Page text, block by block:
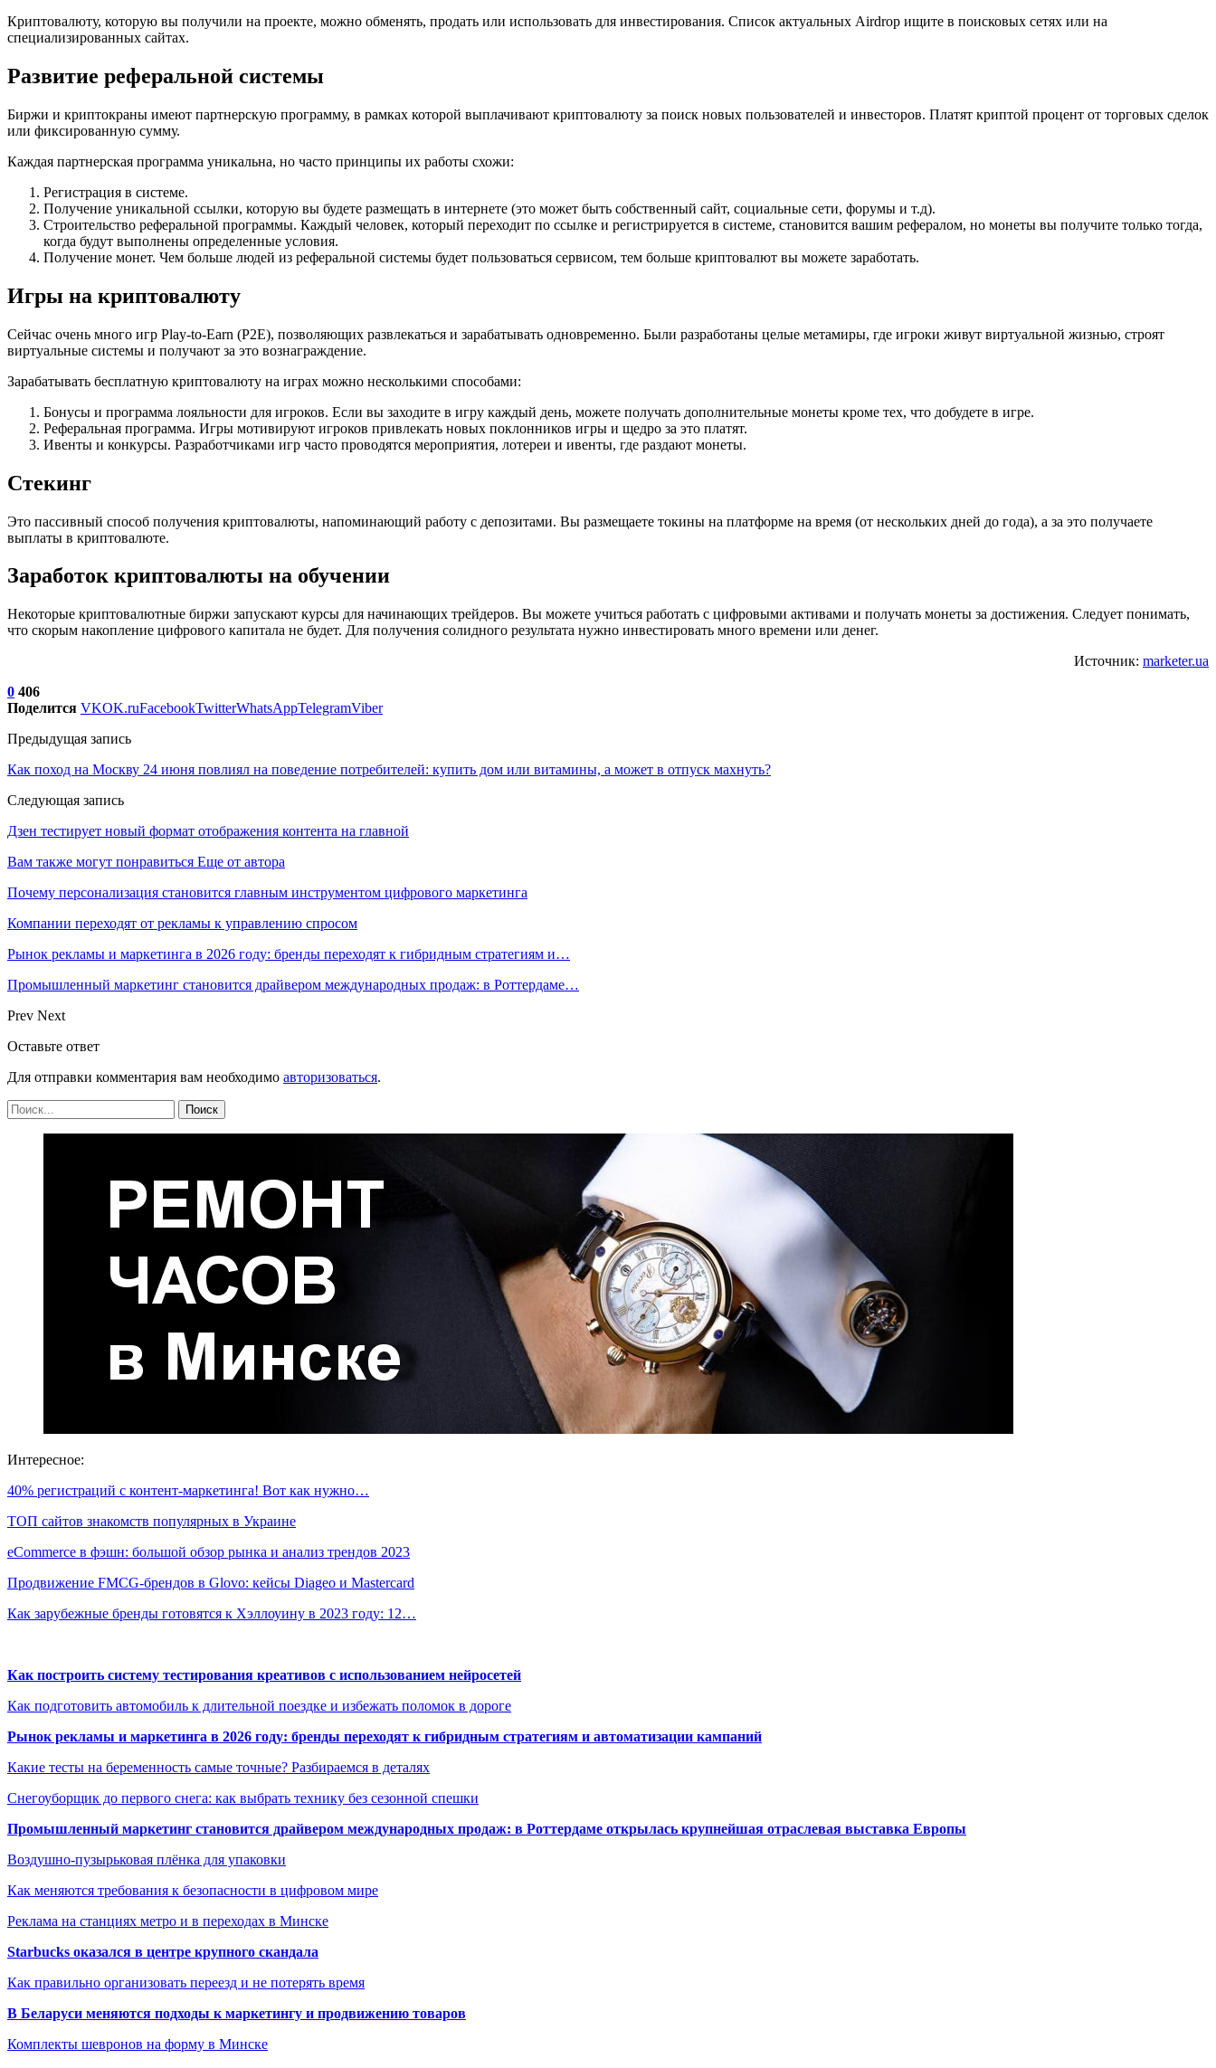
Криптовалюту, которую вы получили на проекте, можно обменять, продать или использовать для инвестирования. Список актуальных Airdrop ищите в поисковых сетях или на
специализированных сайтах.
Развитие реферальной системы
Биржи и криптокраны имеют партнерскую программу, в рамках которой выплачивают криптовалюту за поиск новых пользователей и инвесторов. Платят криптой процент от торговых сделок
или фиксированную сумму.
Каждая партнерская программа уникальна, но часто принципы их работы схожи:
Регистрация в системе.
Получение уникальной ссылки, которую вы будете размещать в интернете (это может быть собственный сайт, социальные сети, форумы и т.д).
Строительство реферальной программы. Каждый человек, который переходит по ссылке и регистрируется в системе, становится вашим рефералом, но монеты вы получите только тогда,
когда будут выполнены определенные условия.
Получение монет. Чем больше людей из реферальной системы будет пользоваться сервисом, тем больше криптовалют вы можете заработать.
Игры на криптовалюту
Сейчас очень много игр Play-to-Earn (P2E), позволяющих развлекаться и зарабатывать одновременно. Были разработаны целые метамиры, где игроки живут виртуальной жизнью, строят
виртуальные системы и получают за это вознаграждение.
Зарабатывать бесплатную криптовалюту на играх можно несколькими способами:
Бонусы и программа лояльности для игроков. Если вы заходите в игру каждый день, можете получать дополнительные монеты кроме тех, что добудете в игре.
Реферальная программа. Игры мотивируют игроков привлекать новых поклонников игры и щедро за это платят.
Ивенты и конкурсы. Разработчиками игр часто проводятся мероприятия, лотереи и ивенты, где раздают монеты.
Стекинг
Это пассивный способ получения криптовалюты, напоминающий работу с депозитами. Вы размещаете токины на платформе на время (от нескольких дней до года), а за это получаете
выплаты в криптовалюте.
Заработок криптовалюты на обучении
Некоторые криптовалютные биржи запускают курсы для начинающих трейдеров. Вы можете учиться работать с цифровыми активами и получать монеты за достижения. Следует понимать,
что скорым накопление цифрового капитала не будет. Для получения солидного результата нужно инвестировать много времени или денег.
Источник: marketer.ua
0 406
Поделится VKOK.ruFacebookTwitterWhatsAppTelegramViber
Предыдущая запись
Как поход на Москву 24 июня повлиял на поведение потребителей: купить дом или витамины, а может в отпуск махнуть?
Следующая запись
Дзен тестирует новый формат отображения контента на главной
Вам также могут понравиться Еще от автора
Почему персонализация становится главным инструментом цифрового маркетинга
Компании переходят от рекламы к управлению спросом
Рынок рекламы и маркетинга в 2026 году: бренды переходят к гибридным стратегиям и…
Промышленный маркетинг становится драйвером международных продаж: в Роттердаме…
Prev Next
Оставьте ответ
Для отправки комментария вам необходимо авторизоваться.
Интересное:
40% регистраций с контент-маркетинга! Вот как нужно…
ТОП сайтов знакомств популярных в Украине
eCommerce в фэшн: большой обзор рынка и анализ трендов 2023
Продвижение FMCG-брендов в Glovo: кейсы Diageo и Mastercard
Как зарубежные бренды готовятся к Хэллоуину в 2023 году: 12…
Как построить систему тестирования креативов с использованием нейросетей
Как подготовить автомобиль к длительной поездке и избежать поломок в дороге
Рынок рекламы и маркетинга в 2026 году: бренды переходят к гибридным стратегиям и автоматизации кампаний
Какие тесты на беременность самые точные? Разбираемся в деталях
Снегоуборщик до первого снега: как выбрать технику без сезонной спешки
Промышленный маркетинг становится драйвером международных продаж: в Роттердаме открылась крупнейшая отраслевая выставка Европы
Воздушно-пузырьковая плёнка для упаковки
Как меняются требования к безопасности в цифровом мире
Реклама на станциях метро и в переходах в Минске
Starbucks оказался в центре крупного скандала
Как правильно организовать переезд и не потерять время
В Беларуси меняются подходы к маркетингу и продвижению товаров
Комплекты шевронов на форму в Минске